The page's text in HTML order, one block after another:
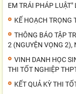
EM TRÁI PHÁP
KẾ HOẠCH
THÔNG BÁO TẬP
2 (NGUYỆN VỌNG
VINH DANH HỌC
THI TỐT NGHIỆP
KẾT QUẢ KỲ THI